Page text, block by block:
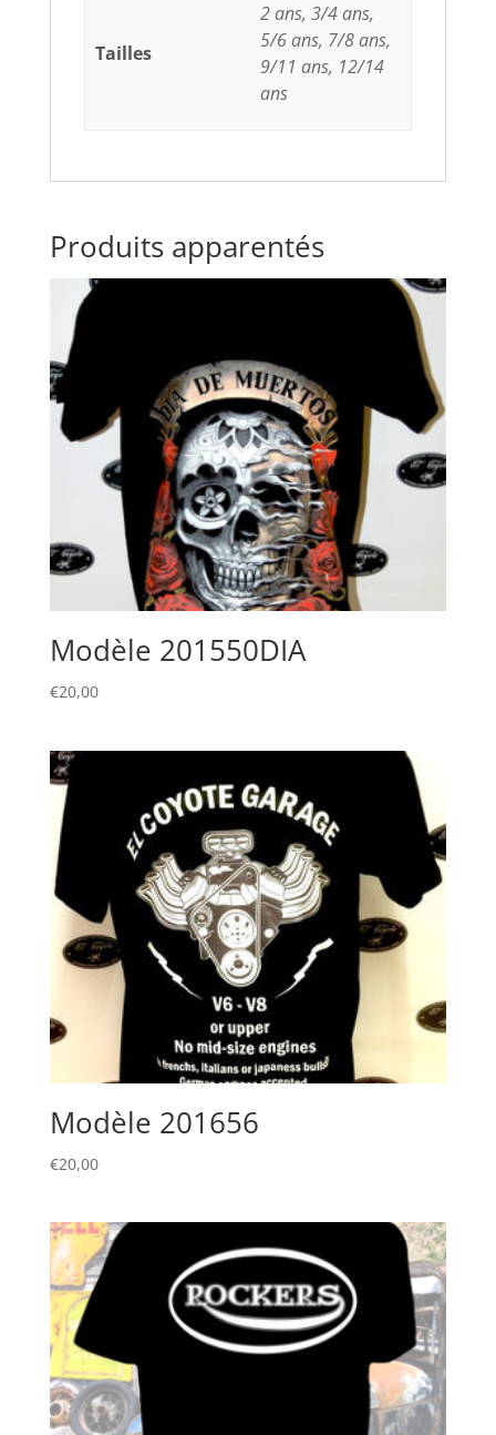
Tailles
2 ans, 3/4 ans,
5/6 ans, 7/8 ans,
9/11 ans, 12/14
ans
Produits apparentés
Modèle 201550DIA
€20,00
Modèle 201656
€20,00